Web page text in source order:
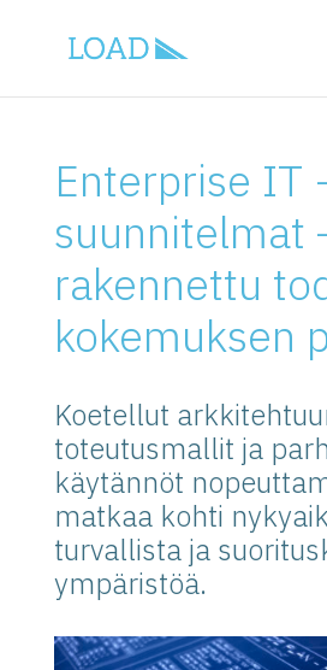
Enterprise IT -
suunnitelmat
rakennettu
kokemuksen
Koetellut
toteutusmallit ja
käytännöt
matkaa kohti
turvallista ja
ympäristöä.